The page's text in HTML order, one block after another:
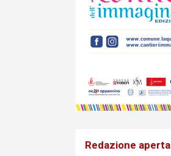
Redazione aperta